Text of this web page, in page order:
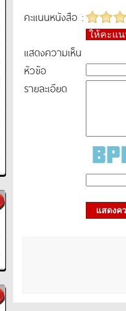
คะแนนหนังสือ :
ให้คะแ
แสดงความเห็น
หัวข้อ
รายละเอียด
แสดงค